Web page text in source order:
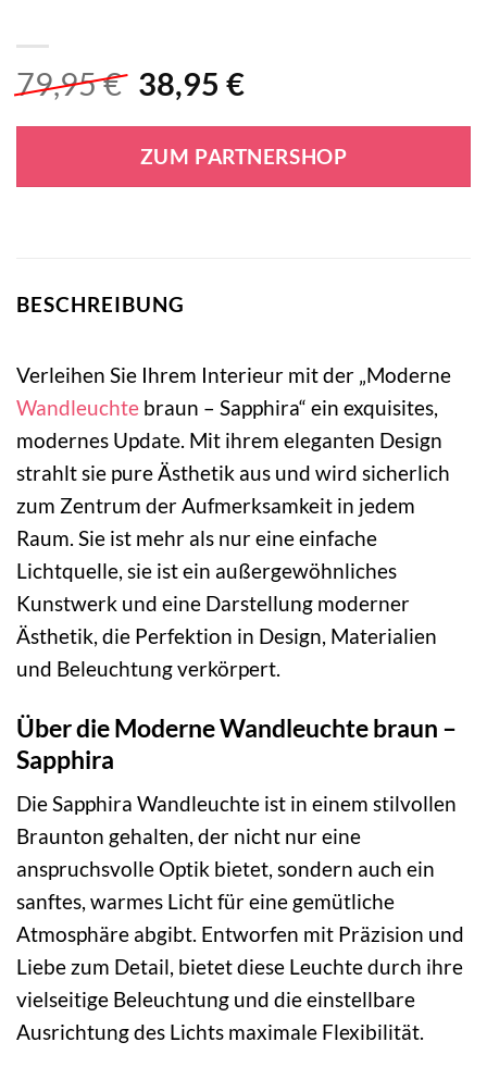
79,95€ Ursprünglicher
war:
79,95 €
38,95 €Aktueller
ist:
38,95 €.
ZUM PARTNERSHOP
BESCHREIBUNG
Verleihen Sie Ihrem Interieur mit der „Moderne
Wandleuchte braun – Sapphira“ ein exquisites,
modernes Update. Mit ihrem eleganten Design
strahlt sie pure Ästhetik aus und wird sicherlich
zum Zentrum der Aufmerksamkeit in jedem
Raum. Sie ist mehr als nur eine einfache
Lichtquelle, sie ist ein außergewöhnliches
Kunstwerk und eine Darstellung moderner
Ästhetik, die Perfektion in Design, Materialien
und Beleuchtung verkörpert.
Über die Moderne Wandleuchte braun –
Sapphira
Die Sapphira Wandleuchte ist in einem stilvollen
Braunton gehalten, der nicht nur eine
anspruchsvolle Optik bietet, sondern auch ein
sanftes, warmes Licht für eine gemütliche
Atmosphäre abgibt. Entworfen mit Präzision und
Liebe zum Detail, bietet diese Leuchte durch ihre
vielseitige Beleuchtung und die einstellbare
Ausrichtung des Lichts maximale Flexibilität.